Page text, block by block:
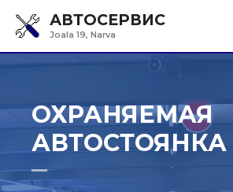
АВТОСЕРВИС
Joala 19, Narva
ОХРАНЯЕМАЯ
АВТОСТОЯНКА